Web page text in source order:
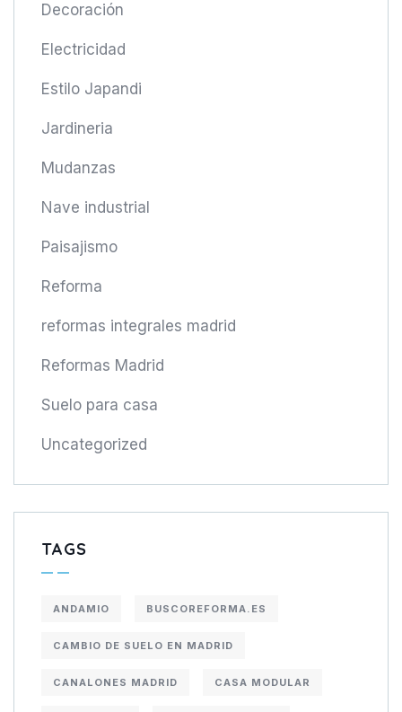
Decoración
Electricidad
Estilo Japandi
Jardineria
Mudanzas
Nave industrial
Paisajismo
Reforma
reformas integrales madrid
Reformas Madrid
Suelo para casa
Uncategorized
TAGS
ANDAMIO BUSCOREFORMA.ES
CAMBIO DE SUELO EN MADRID
CANALONES MADRID CASA MODULAR